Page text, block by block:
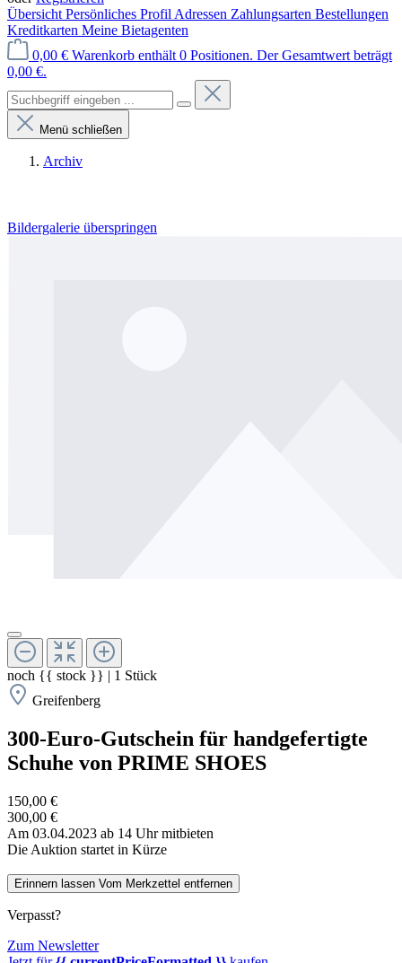
Übersicht Persönliches Profil Adressen Zahlungsarten Bestellungen
Kreditkarten Meine Bietagenten
0,00 € Warenkorb enthält 0 Positionen. Der Gesamtwert beträgt
0,00 €.
Menü schließen
Archiv
Bildergalerie überspringen
noch {{ stock }} | 1 Stück
Greifenberg
300-Euro-Gutschein für handgefertigte
Schuhe von PRIME SHOES
150,00 €
300,00 €
Am 03.04.2023 ab 14 Uhr mitbieten
Die Auktion startet in Kürze
Erinnern lassen Vom Merkzettel entfernen
Verpasst?
Zum Newsletter